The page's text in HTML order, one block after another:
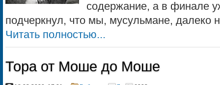
содержание, а в финале
подчеркнул, что мы, мусульмане, далеко
Читать полностью...
Тора от Моше до Моше